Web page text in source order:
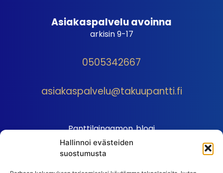
Hallinnoi evästeiden
suostumusta
Asiakaspalvelu avoinna
arkisin 9-17
0505342667
asiakaspalvelu@takuupantti.fi
Panttilainaamon blogi
Palveluhinnasto
Sopimusehdot